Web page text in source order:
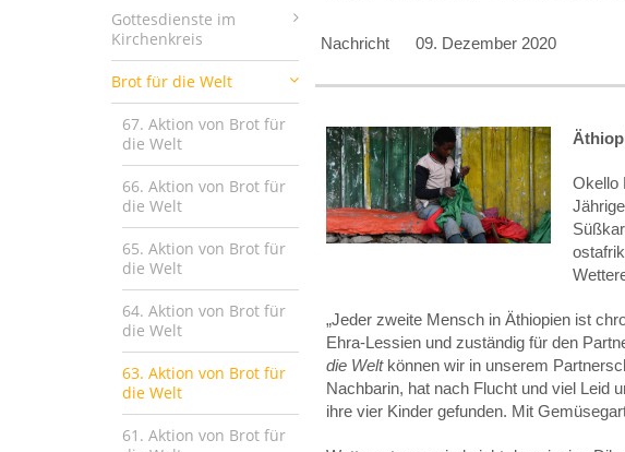
Gottesdienste im
Kirchenkreis
Brot für die Welt
67. Aktion von Brot für
die Welt
66. Aktion von Brot für
die Welt
65. Aktion von Brot für
die Welt
64. Aktion von Brot für
die Welt
63. Aktion von Brot für
die Welt
61. Aktion von Brot für
Nachricht 09. Dezember 2020
Okello
„Jeder zweite Mensch in Äthiopien ist
Ehra-Lessien und zuständig für den
die Weltkönnen wir in unserem
Nachbarin, hat nach Flucht und viel Leid
ihre vier Kinder gefunden. Mit